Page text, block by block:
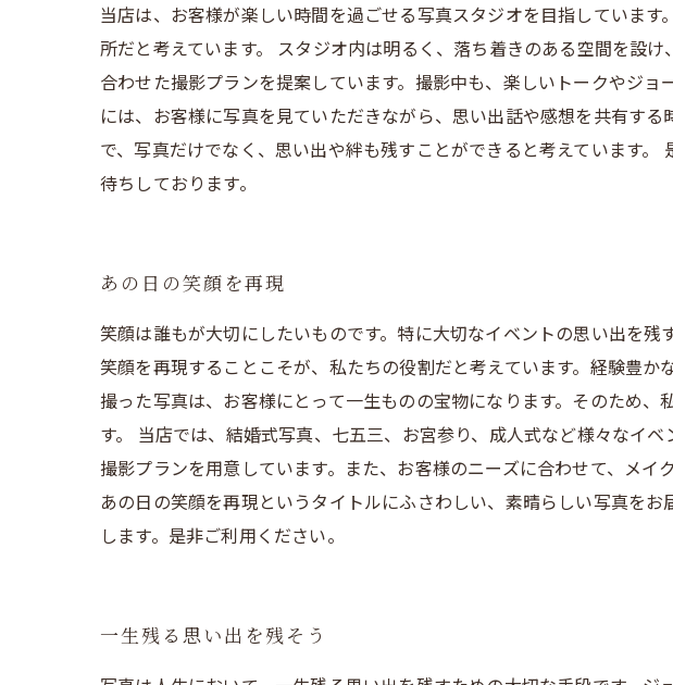
当店は、お客様が楽しい時間を過ごせる写真スタジオを目指していま
所だと考えています。 スタジオ内は明るく、落ち着きのある空間を設
合わせた撮影プランを提案しています。撮影中も、楽しいトークやジ
には、お客様に写真を見ていただきながら、思い出話や感想を共有す
で、写真だけでなく、思い出や絆も残すことができると考えています
待ちしております。
あの日の笑顔を再現
笑顔は誰もが大切にしたいものです。特に大切なイベントの思い出を
笑顔を再現することこそが、私たちの役割だと考えています。経験豊
撮った写真は、お客様にとって一生ものの宝物になります。そのため
す。 当店では、結婚式写真、七五三、お宮参り、成人式など様々なイ
撮影プランを用意しています。また、お客様のニーズに合わせて、メ
あの日の笑顔を再現というタイトルにふさわしい、素晴らしい写真を
します。是非ご利用ください。
一生残る思い出を残そう